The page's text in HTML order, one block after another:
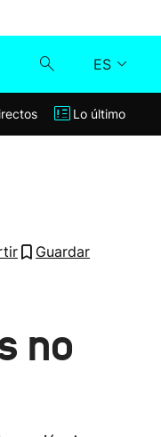
ES
Klisk
Lo último
Guardar
no